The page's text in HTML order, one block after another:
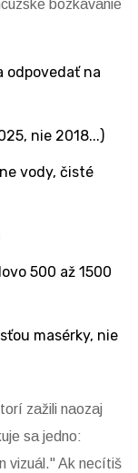
bozkávanie
odpovedať na
nie 2018...)
vody, čisté
500 až 1500
masérky, nie
zažili naozaj
sa jedno:
vizuál." Ak necítiš